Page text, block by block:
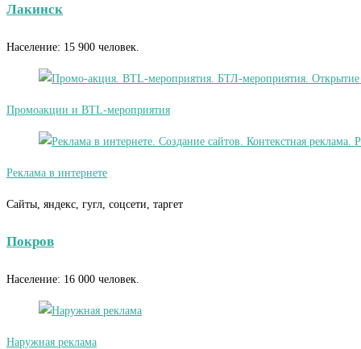
Лакинск
Население: 15 900 человек.
Промоакции и BTL-мероприятия
Реклама в интернете
Сайты, яндекс, гугл, соцсети, таргет
Покров
Население: 16 000 человек.
Наружная реклама